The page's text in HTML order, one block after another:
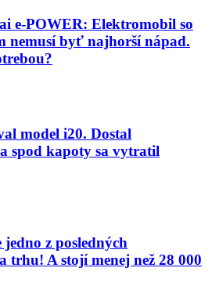
e-POWER: Elektromobil so
nemusí byť najhorší nápad.
model i20. Dostal
spod kapoty sa vytratil
z posledných
trhu! A stojí menej než 28 000